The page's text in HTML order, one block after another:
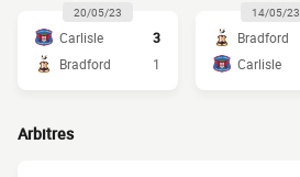
20/05/23
Carlisle
3
Bradford
1
14/05/23
Bradford
Carlisle
Arbitres